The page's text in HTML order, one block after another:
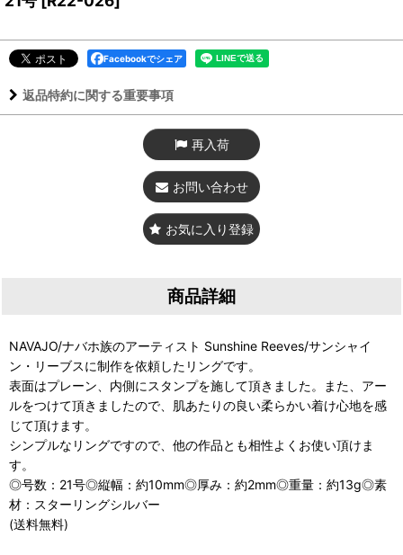
Facebookでシェア
返品特約に関する重要事項
再入荷
お問い合わせ
お気に入り登録
商品詳細
NAVAJO/ナバホ族のアーティスト Sunshine Reeves/サンシャイ
ン・リーブスに制作を依頼したリングです。
表面はプレーン、内側にスタンプを施して頂きました。また、アー
ルをつけて頂きましたので、肌あたりの良い柔らかい着け心地を感
じて頂けます。
シンプルなリングですので、他の作品とも相性よくお使い頂けま
す。
◎号数：21号◎縦幅：約10mm◎厚み：約2mm◎重量：約13g◎素
材：スターリングシルバー
(送料無料)